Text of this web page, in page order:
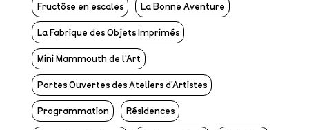
Fructôse en escales La Bonne Aventure
La Fabrique des Objets Imprimés
Mini Mammouth de l'Art
Portes Ouvertes des Ateliers d'Artistes
Programmation Résidences